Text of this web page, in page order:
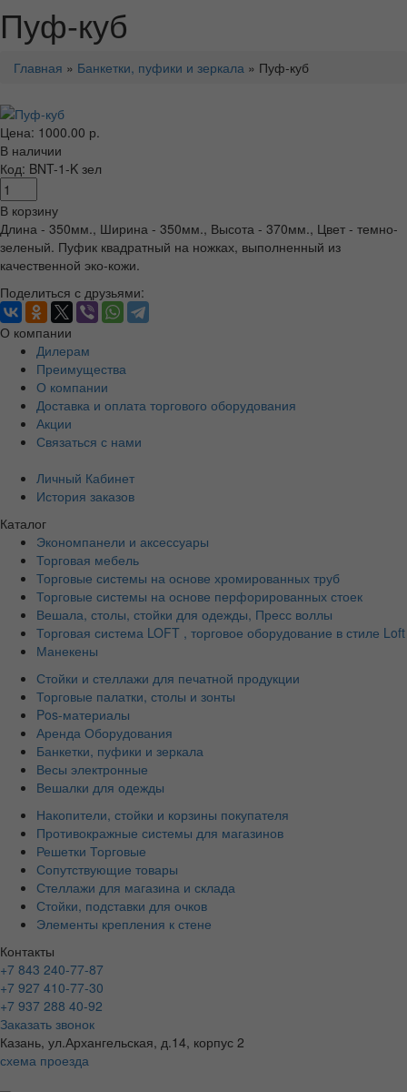
Пуф-куб
Главная » Банкетки, пуфики и зеркала » Пуф-куб
Цена: 1000.00 р.
В наличии
Код: BNT-1-K зел
В корзину
Длина - 350мм., Ширина - 350мм., Высота - 370мм., Цвет - темно-
зеленый. Пуфик квадратный на ножках, выполненный из
качественной эко-кожи.
Поделиться с друзьями:
О компании
Дилерам
Преимущества
О компании
Доставка и оплата торгового оборудования
Акции
Связаться с нами
Личный Кабинет
История заказов
Каталог
Экономпанели и аксессуары
Торговая мебель
Торговые системы на основе хромированных труб
Торговые системы на основе перфорированных стоек
Вешала, столы, стойки для одежды, Пресс воллы
Торговая система LOFT , торговое оборудование в стиле Loft
Манекены
Стойки и стеллажи для печатной продукции
Торговые палатки, столы и зонты
Pos-материалы
Аренда Оборудования
Банкетки, пуфики и зеркала
Весы электронные
Вешалки для одежды
Накопители, стойки и корзины покупателя
Противокражные системы для магазинов
Решетки Торговые
Сопутствующие товары
Стеллажи для магазина и склада
Стойки, подставки для очков
Элементы крепления к стене
Контакты
+7 843 240-77-87
+7 927 410-77-30
+7 937 288 40-92
Заказать звонок
Казань, ул.Архангельская, д.14, корпус 2
схема проезда